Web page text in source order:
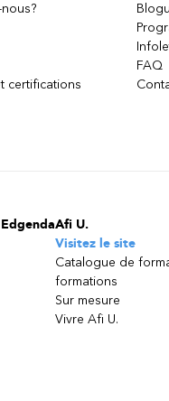
certifications
FAQ
Afi U.
Visitez le site
Catalogue de
formations
Sur mesure
Vivre Afi U.